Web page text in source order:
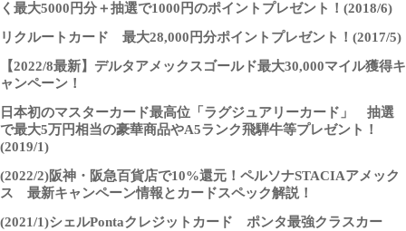
く最大5000円分＋抽選で1000円のポイントプレゼント！(2018/6)
リクルートカード 最大28,000円分ポイントプレゼント！(2017/5)
【2022/8最新】デルタアメックスゴールド最大30,000マイル獲得キ
ャンペーン！
日本初のマスターカード最高位「ラグジュアリーカード」 抽選
で最大5万円相当の豪華商品やA5ランク飛騨牛等プレゼント！
(2019/1)
(2022/2)阪神・阪急百貨店で10%還元！ペルソナSTACIAアメック
ス 最新キャンペーン情報とカードスペック解説！
(2021/1)シェルPontaクレジットカード ポンタ最強クラスカー